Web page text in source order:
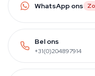
WhatsApp ons
Bel ons
+31(0)204897914